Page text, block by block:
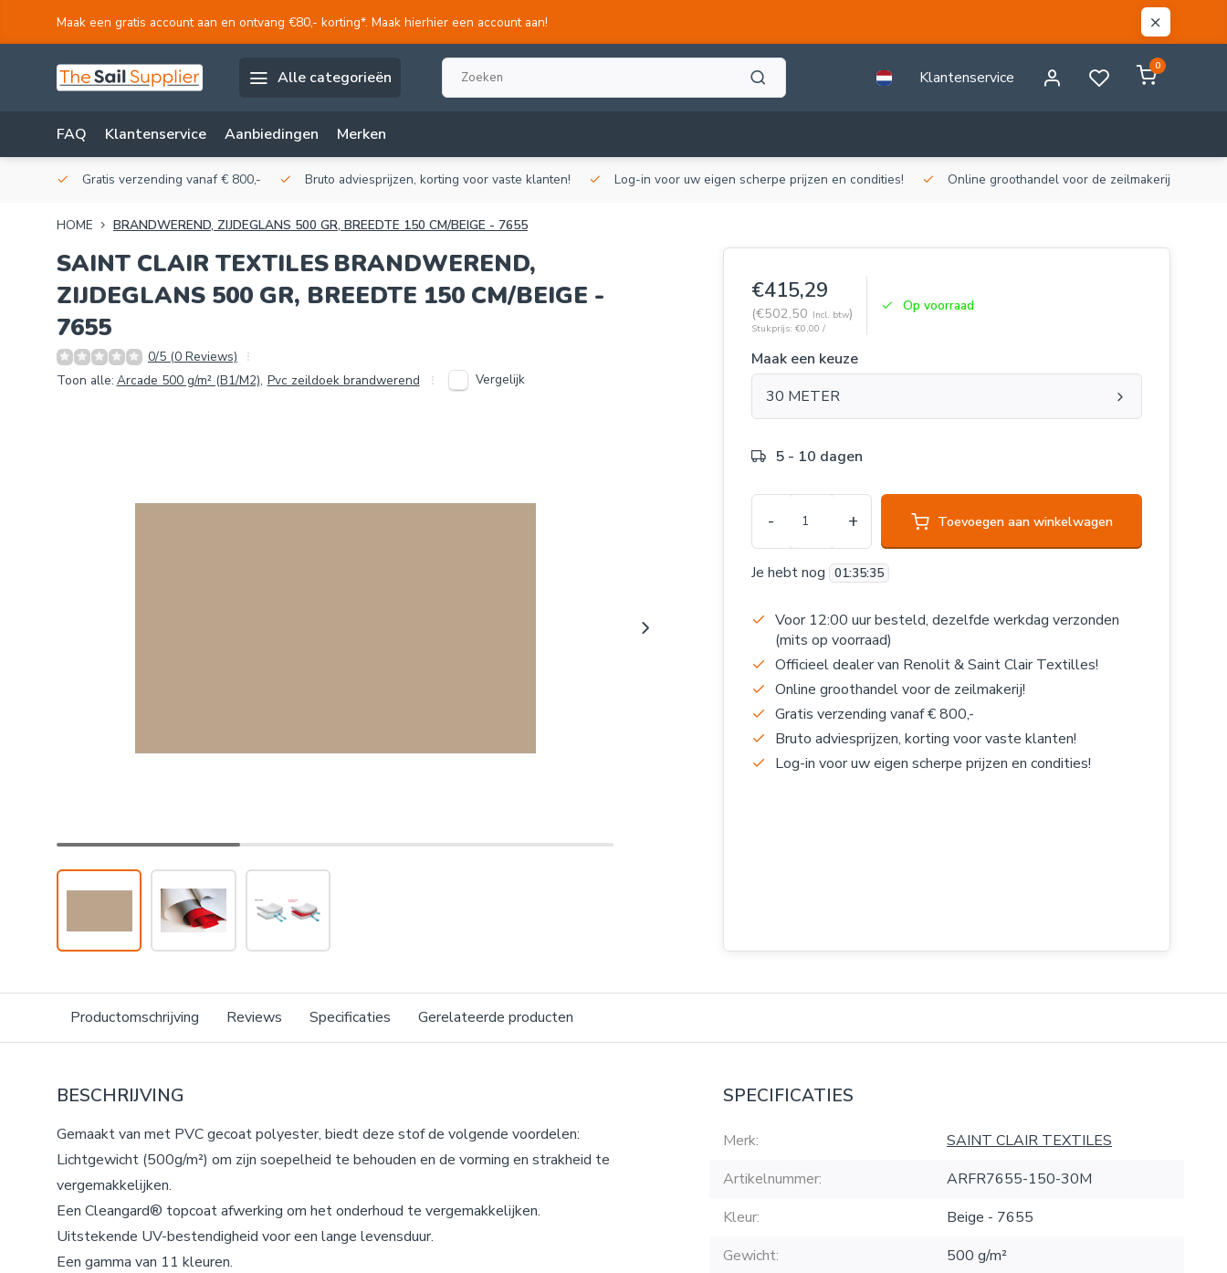
Maak een gratis account aan en ontvang €80,- korting*. Maak hierhier een account aan!
Alle categorieën Klantenservice
0
FAQ Klantenservice Aanbiedingen Merken
Gratis verzending vanaf € 800,- Bruto adviesprijzen, korting voor vaste klanten! Log-in voor uw eigen scherpe prijzen en condities! Online groothandel voor de zeilmakerij!
HOME BRANDWEREND, ZIJDEGLANS 500 GR, BREEDTE 150 CM/BEIGE - 7655
SAINT CLAIR TEXTILES BRANDWEREND,
ZIJDEGLANS 500 GR, BREEDTE 150 CM/BEIGE -
7655
0/5 (0 Reviews)
Toon alle: Arcade 500 g/m² (B1/M2), Pvc zeildoek brandwerend Vergelijk
€415,29
(€502,50 Incl. btw)
Stukprijs: €0,00 /
Op voorraad
Maak een keuze
30 METER
5 - 10 dagen
- + Toevoegen aan winkelwagen
Je hebt nog 01:35:35
Voor 12:00 uur besteld, dezelfde werkdag verzonden
(mits op voorraad)
Officieel dealer van Renolit & Saint Clair Textilles!
Online groothandel voor de zeilmakerij!
Gratis verzending vanaf € 800,-
Bruto adviesprijzen, korting voor vaste klanten!
Log-in voor uw eigen scherpe prijzen en condities!
Productomschrijving Reviews Specificaties Gerelateerde producten
BESCHRIJVING
Gemaakt van met PVC gecoat polyester, biedt deze stof de volgende voordelen:
Lichtgewicht (500g/m²) om zijn soepelheid te behouden en de vorming en strakheid te
vergemakkelijken.
Een Cleangard® topcoat afwerking om het onderhoud te vergemakkelijken.
Uitstekende UV-bestendigheid voor een lange levensduur.
Een gamma van 11 kleuren.
SPECIFICATIES
Merk:
SAINT CLAIR TEXTILES
Artikelnummer:
ARFR7655-150-30M
Kleur:
Beige - 7655
Gewicht:
500 g/m²